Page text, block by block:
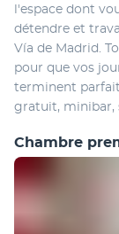
l'espace dont
détendre et
Vía de Madrid.
pour que vos
terminent
gratuit, minibar,
Chambre